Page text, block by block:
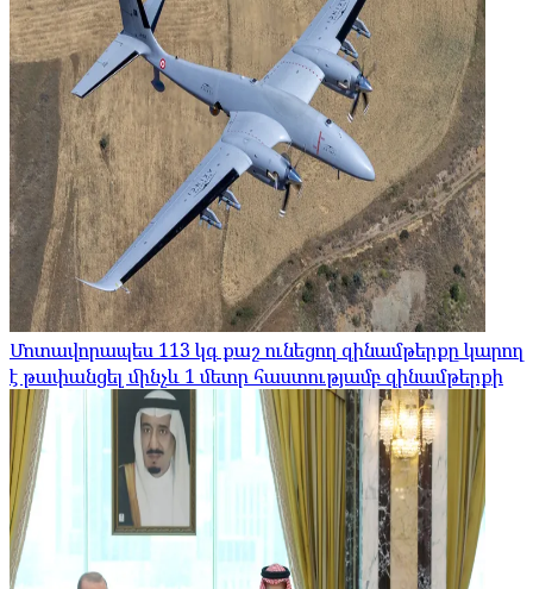
Մոտավորապես 113 կգ քաշ ունեցող զինամթերքը կարող
է թափանցել մինչև 1 մետր հաստությամբ զինամթերքի